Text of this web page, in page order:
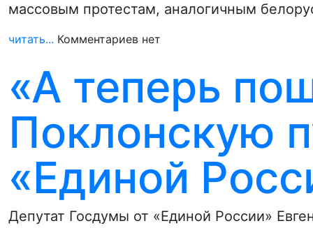
массовым протестам, аналогичным
читать... Комментариев нет
«А теперь
Поклонскую
«Единой
Депутат Госдумы от «Единой России»